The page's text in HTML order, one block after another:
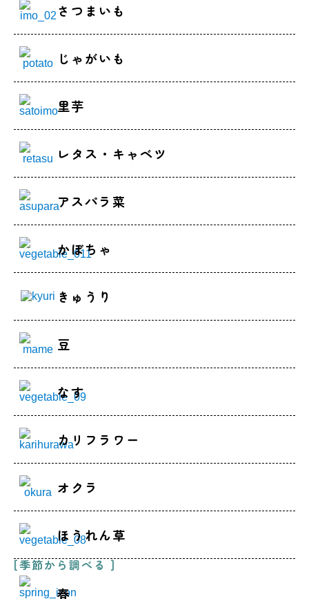
さつまいも
じゃがいも
里芋
レタス・キャベツ
アスパラ菜
かぼちゃ
きゅうり
豆
なす
カリフラワー
オクラ
ほうれん草
[季節から調べる ]
春